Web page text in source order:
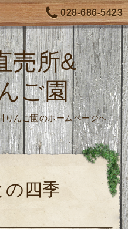
028-686-5423
売所&
ご園
りんご園のホームページへ
四季